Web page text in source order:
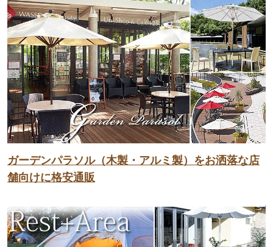
ガーデンパラソル（木製・アルミ製）をお洒落な店
舗向けに格安通販